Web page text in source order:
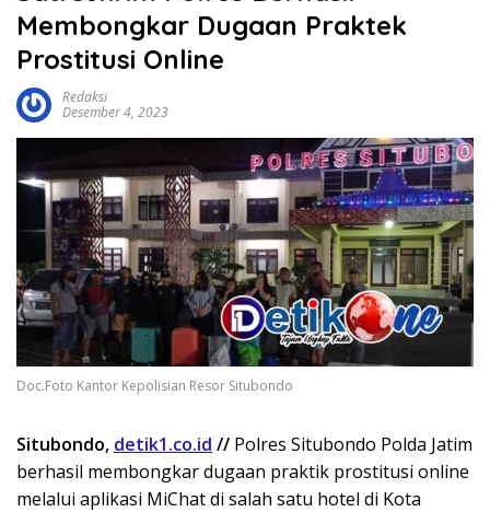
Membongkar Dugaan Praktek
Prostitusi Online
Redaksi
Desember 4, 2023
Doc.Foto Kantor Kepolisian Resor Situbondo
Situbondo, detik1.co.id // Polres Situbondo Polda Jatim
berhasil membongkar dugaan praktik prostitusi online
melalui aplikasi MiChat di salah satu hotel di Kota